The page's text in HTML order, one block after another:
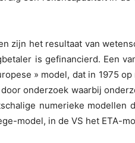
zijn het resultaat van
is gefinancierd. Een
» model, dat in 1975
onderzoek waarbij
numerieke modellen
model, in de VS het ETA-